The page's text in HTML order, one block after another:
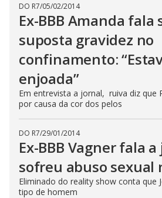
DO R7/05/02/2014
Ex-BBB Amanda fala
suposta gravidez no
confinamento:
enjoada”
Em entrevista a jornal, ruiva diz que
por causa da cor dos pelos
DO R7/29/01/2014
Ex-BBB Vagner fala
sofreu abuso sexual
Eliminado do reality show conta que
tipo de homem